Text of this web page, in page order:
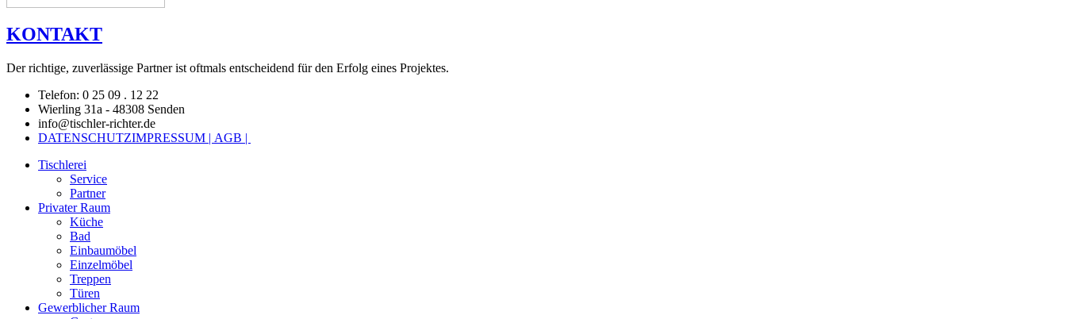
KONTAKT
Der richtige, zuverlässige Partner ist oftmals entscheidend für den Erfolg eines Projektes.
Telefon: 0 25 09 . 12 22
Wierling 31a - 48308 Senden
info@tischler-richter.de
DATENSCHUTZIMPRESSUM | AGB |
Tischlerei
Service
Partner
Privater Raum
Küche
Bad
Einbaumöbel
Einzelmöbel
Treppen
Türen
Gewerblicher Raum